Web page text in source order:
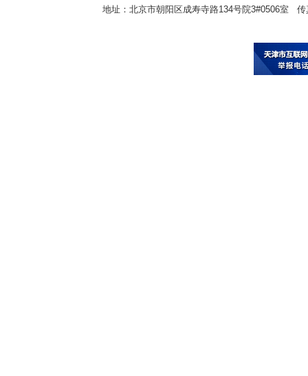
地址：北京市朝阳区成寿寺路134号院3#0506室